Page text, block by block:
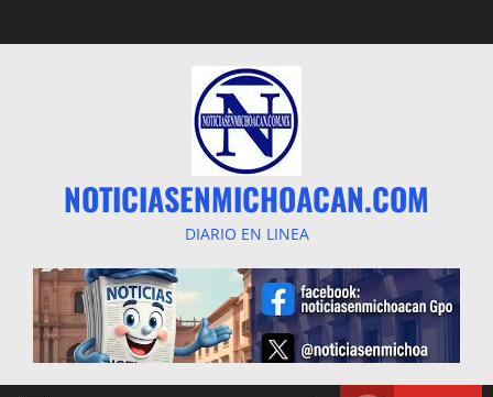
al
NOTICIASENMICHOACAN.COM
DIARIO EN LINEA